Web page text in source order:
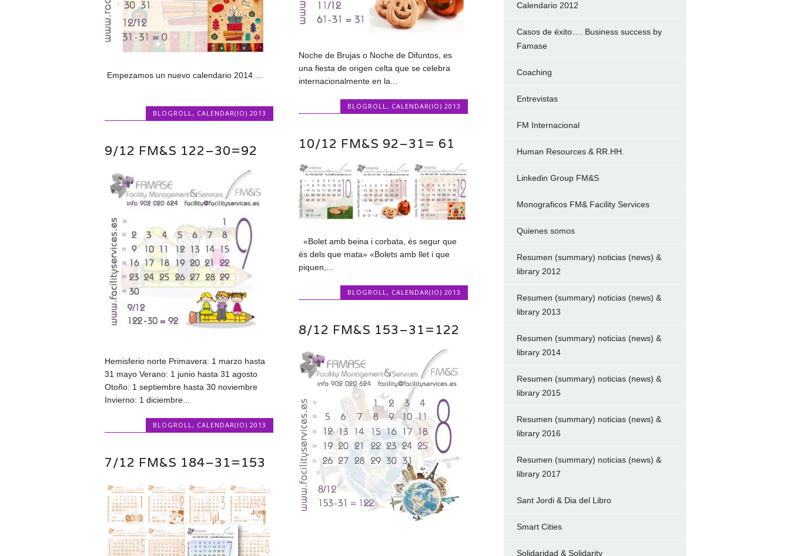
Empezamos un nuevo calendario 2014….
BLOGROLL , CALENDAR(IO) 2013
Noche de Brujas o Noche de Difuntos, es
una fiesta de origen celta que se celebra
internacionalmente en la...
BLOGROLL, CALENDAR(IO) 2013
10/12 FM&S 92–31= 61
«Bolet amb beina i corbata, és segur que
és dels que mata» «Bolets amb llet i que
piquen,...
BLOGROLL , CALENDAR(IO) 2013
9/12 FM&S 122–30=92
Hemisferio norte Primavera: 1 marzo hasta
31 mayo Verano: 1 junio hasta 31 agosto
Otoño: 1 septiembre hasta 30 noviembre
Invierno: 1 diciembre...
BLOGROLL , CALENDAR(IO) 2013
8/12 FM&S 153–31=122
7/12 FM&S 184–31=153
Calendario 2012
Casos de éxito…. Business success by
Famase
Coaching
Entrevistas
FM Internacional
Human Resources & RR.HH.
Linkedin Group FM&S
Monograficos FM& Facility Services
Quienes somos
Resumen (summary) noticias (news) &
library 2012
Resumen (summary) noticias (news) &
library 2013
Resumen (summary) noticias (news) &
library 2014
Resumen (summary) noticias (news) &
library 2015
Resumen (summary) noticias (news) &
library 2016
Resumen (summary) noticias (news) &
library 2017
Sant Jordi & Dia del Libro
Smart Cities
Solidaridad & Solidarity